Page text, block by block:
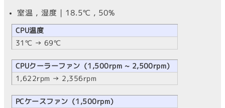
室温 , 湿度 | 18.5℃ , 50%
CPU温度
31℃ → 69℃
CPUクーラーファン（1,500rpm ~ 2,500rpm）
1,622rpm → 2,356rpm
PCケースファン（1,500rpm）